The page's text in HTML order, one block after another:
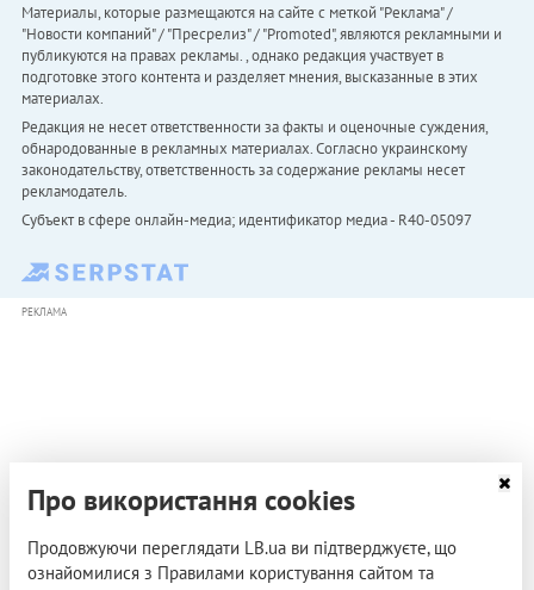
Материалы, которые размещаются на сайте с меткой "Реклама" /
"Новости компаний" / "Пресрелиз" / "Promoted", являются рекламными и
публикуются на правах рекламы. , однако редакция участвует в
подготовке этого контента и разделяет мнения, высказанные в этих
материалах.
Редакция не несет ответственности за факты и оценочные суждения,
обнародованные в рекламных материалах. Согласно украинскому
законодательству, ответственность за содержание рекламы несет
рекламодатель.
Субъект в сфере онлайн-медиа; идентификатор медиа - R40-05097
РЕКЛАМА
Про використання cookies
Продовжуючи переглядати LB.ua ви підтверджуєте, що
ознайомилися з Правилами користування сайтом та